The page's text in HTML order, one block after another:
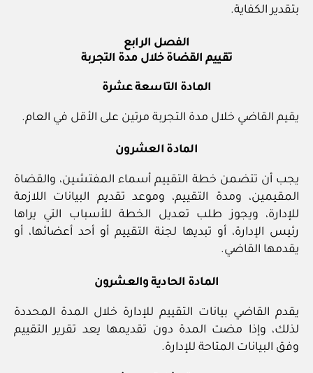
بتقدير الكفاية.
الفصل الرابع
تقييم القضاة خلال مدة التجربة
المادة التاسعة عشرة
يقيم القاضي خلال مدة التجربة مرتين على الأقل في العام.
المادة العشرون
يجب أن تتضمن خطة التقييم أسماء المفتشين، والقضاة
المقيمين، ومدة التقييم، وموعد تقديم البيانات اللازمة
للإدارة، ويجوز طلب تعديل الخطة للأسباب التي يراها
رئيس الإدارة، أو تبديها لجنة التقييم أو أحد أعضائها، أو
يقدمها القاضي.
المادة الحادية والعشرون
يقدم القاضي بيانات التقييم للإدارة خلال المدة المحددة
لذلك، وإذا مضت المدة دون تقديمها يعد تقرير التقييم
وفق البيانات المتاحة للإدارة.